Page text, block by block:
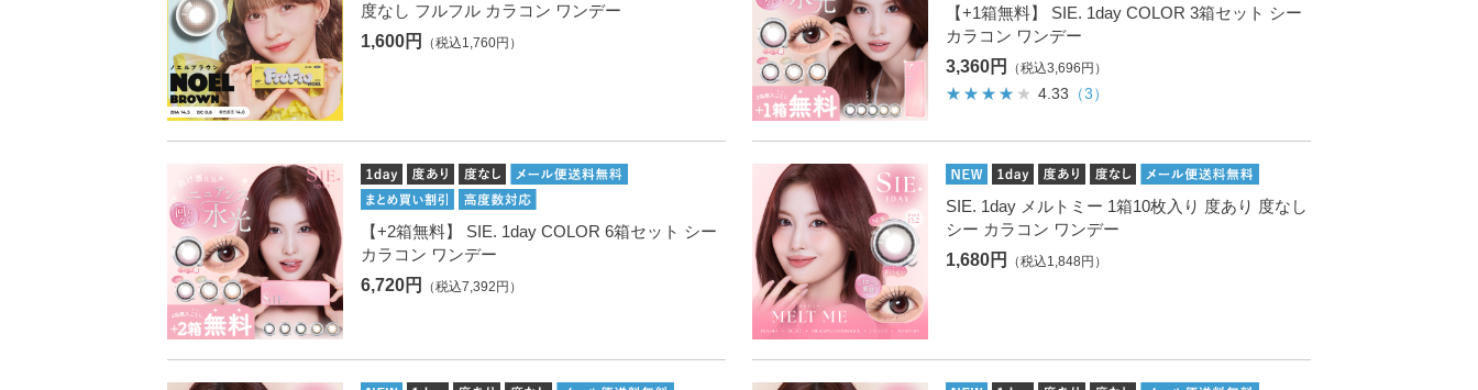
度なし フルフル カラコン ワンデー
1,600円
（税込1,760円）
【+1箱無料】 SIE. 1day COLOR 3箱セット シー
カラコン ワンデー
3,360円
（税込3,696円）
4.33 （3）
【+2箱無料】 SIE. 1day COLOR 6箱セット シー
カラコン ワンデー
6,720円
（税込7,392円）
SIE. 1day メルトミー 1箱10枚入り 度あり 度なし
シー カラコン ワンデー
1,680円
（税込1,848円）